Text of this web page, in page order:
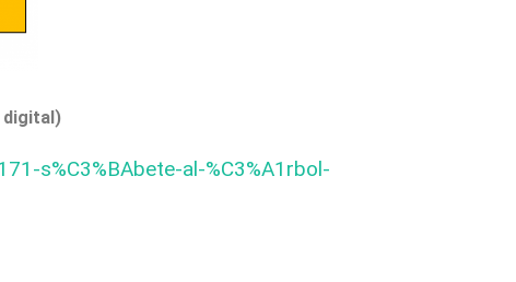
digital)
s%C3%BAbete-al-%C3%A1rbol-